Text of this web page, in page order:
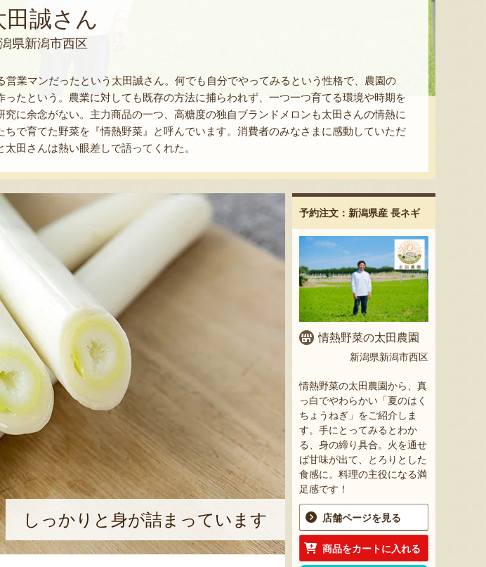
田誠さん
県新潟市西区
業マンだったという太田誠さん。何でも自分でやってみるという性格で、農園の
たという。農業に対しても既存の方法に捕らわれず、一つ一つ育てる環境や時期を
に余念がない。主力商品の一つ、高糖度の独自ブランドメロンも太田さんの情熱に
で育てた野菜を『情熱野菜』と呼んでいます。消費者のみなさまに感動していただ
田さんは熱い眼差しで語ってくれた。
しっかりと身が詰まっています
予約注文：新潟県産 長ネギ
情熱野菜の太田農園
新潟県新潟市西区
情熱野菜の太田農園から、真
っ白でやわらかい「夏のはく
ちょうねぎ」をご紹介しま
す。手にとってみるとわか
る、身の締り具合。火を通せ
ば甘味が出て、とろりとした
食感に。料理の主役になる満
足感です！
店舗ページを見る
商品をカートに入れる